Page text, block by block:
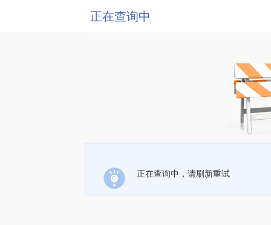
正在查询中
正在查询中，请刷新重试